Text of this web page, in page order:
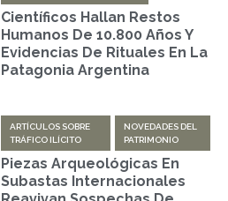
Científicos Hallan Restos
Humanos De 10.800 Años Y
Evidencias De Rituales En La
Patagonia Argentina
ARTÍCULOS SOBRE
TRÁFICO ILÍCITO
NOVEDADES DEL
PATRIMONIO
Piezas Arqueológicas En
Subastas Internacionales